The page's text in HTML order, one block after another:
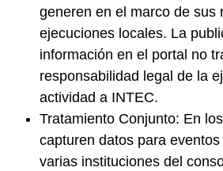
generen en el marco de sus
ejecuciones locales. La
información en el portal no
responsabilidad legal de la
actividad a INTEC.
Tratamiento Conjunto: En
capturen datos para
varias instituciones del